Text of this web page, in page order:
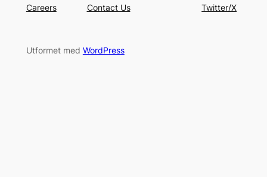
Careers
Contact Us
Twitter/X
Utformet med WordPress